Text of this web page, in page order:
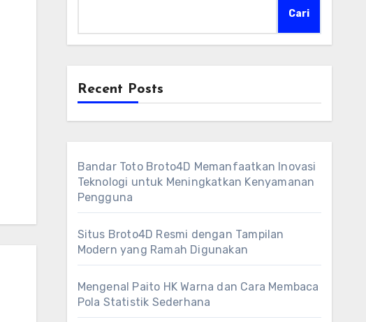
Cari
Recent Posts
Bandar Toto Broto4D Memanfaatkan Inovasi
Teknologi untuk Meningkatkan Kenyamanan
Pengguna
Situs Broto4D Resmi dengan Tampilan
Modern yang Ramah Digunakan
Mengenal Paito HK Warna dan Cara Membaca
Pola Statistik Sederhana